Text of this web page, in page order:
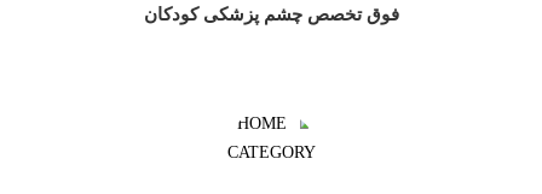
فوق تخصص چشم پزشکی کودکان